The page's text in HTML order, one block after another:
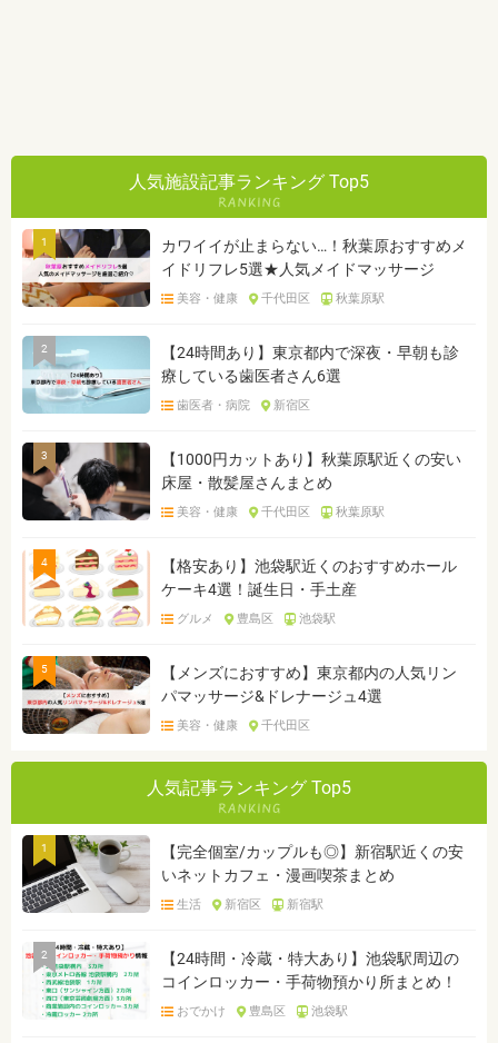
人気施設記事ランキング Top5
1
カワイイが止まらない…！秋葉原おすすめメ
イドリフレ5選★人気メイドマッサージ
美容・健康 千代田区 秋葉原駅
2
【24時間あり】東京都内で深夜・早朝も診
療している歯医者さん6選
歯医者・病院 新宿区
3
【1000円カットあり】秋葉原駅近くの安い
床屋・散髪屋さんまとめ
美容・健康 千代田区 秋葉原駅
4
【格安あり】池袋駅近くのおすすめホール
ケーキ4選！誕生日・手土産
グルメ 豊島区 池袋駅
5
【メンズにおすすめ】東京都内の人気リン
パマッサージ&ドレナージュ4選
美容・健康 千代田区
人気記事ランキング Top5
1
【完全個室/カップルも◎】新宿駅近くの安
いネットカフェ・漫画喫茶まとめ
生活 新宿区 新宿駅
2
【24時間・冷蔵・特大あり】池袋駅周辺の
コインロッカー・手荷物預かり所まとめ！
おでかけ 豊島区 池袋駅